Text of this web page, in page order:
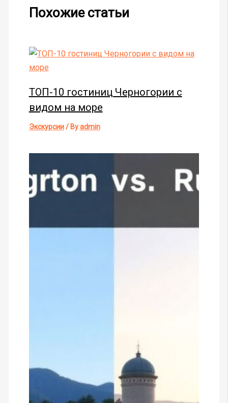
Похожие статьи
ТОП-10 гостиниц Черногории с
видом на море
Экскурсии/ Byadmin